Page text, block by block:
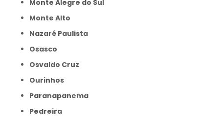
Monte Alegre do Sul
Monte Alto
Nazaré Paulista
Osasco
Osvaldo Cruz
Ourinhos
Paranapanema
Pedreira